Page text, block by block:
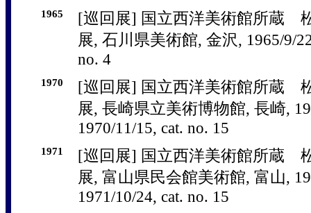
1965
[巡回展] 国立西洋美術館所蔵
展, 石川県美術館, 金沢, 1965/9/
no. 4
1970
[巡回展] 国立西洋美術館所蔵
展, 長崎県立美術博物館, 長崎,
1970/11/15, cat. no. 15
1971
[巡回展] 国立西洋美術館所蔵
展, 富山県民会館美術館, 富山,
1971/10/24, cat. no. 15